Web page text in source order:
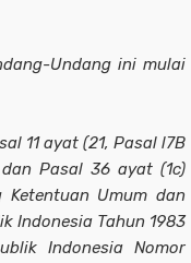
Undang ini mulai
11 ayat (21, Pasal l7B
Pasal 36 ayat (1c)
Ketentuan Umum dan
Indonesia Tahun 1983
Indonesia Nomor